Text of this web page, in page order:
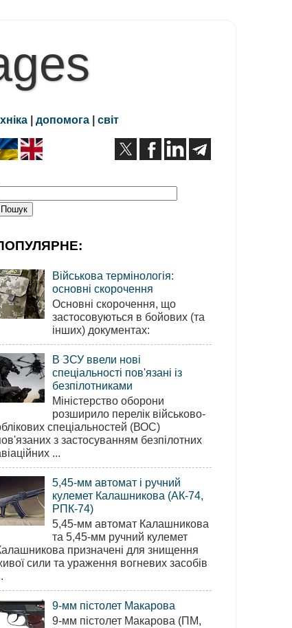
| допомога | світ
Військова термінологія:
основні скорочення
Основні скорочення, що
застосовуються в бойових (та
інших) документах:
В ЗСУ ввели нові
спеціальності пов'язані із
безпілотниками
Міністерство оборони
розширило перелік військово-
спеціальностей (ВОС)
з застосуванням безпілотних
...
5,45-мм автомат і ручний
кулемет Калашникова (АК-74,
РПК-74)
5,45-мм автомат Калашникова
та 5,45-мм ручний кулемет
призначені для знищення
сили та ураження вогневих засобів
9-мм пістолет Макарова
9-мм пістолет Макарова (ПМ,